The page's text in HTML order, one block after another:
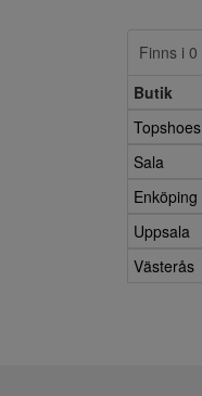
Finns i
Butik
Topshoes
Sala
Enköping
Uppsala
Västerås